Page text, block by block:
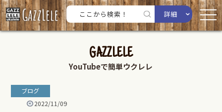
詳細
GAZZLELE
YouTubeで簡単ウクレレ
ブログ
2022/11/09